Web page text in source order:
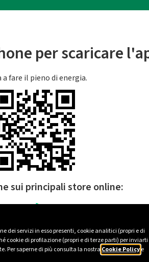
dei servizi in esso presenti, cookie analitici (propri e di
cookie di profilazione (propri e di terze parti) per inviarti
Per saperne di più consulta la nostra Cookie Policye
per scaricare
a fare il pieno di energia.
sui principali store online: